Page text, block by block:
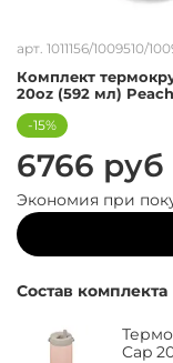
арт. 1011156/1009510/
Комплект
20oz (592 мл)
-15%
6766 руб
Экономия при
Состав комплекта
Cap